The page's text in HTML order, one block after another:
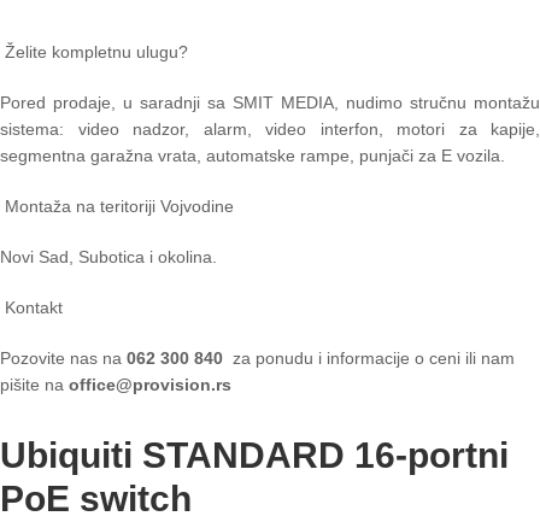
Želite kompletnu ulugu?
Pored prodaje, u saradnji sa SMIT MEDIA, nudimo stručnu montažu
sistema: video nadzor, alarm, video interfon, motori za kapije,
segmentna garažna vrata, automatske rampe, punjači za E vozila.
Montaža na teritoriji Vojvodine
Novi Sad, Subotica i okolina.
Kontakt
Pozovite nas na 062 300 840 za ponudu i informacije o ceni ili nam
pišite na office@provision.rs
Ubiquiti STANDARD 16-portni
PoE switch